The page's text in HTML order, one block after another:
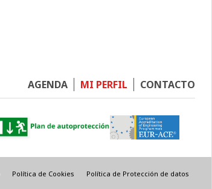
Footer
AGENDA MI PERFIL CONTACTO
Política de Cookies
Política de Protección de datos